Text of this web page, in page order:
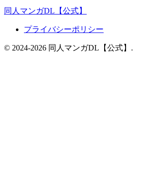
同人マンガDL【公式】
プライバシーポリシー
© 2024-2026 同人マンガDL【公式】.